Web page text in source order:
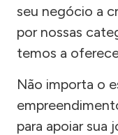
seu negócio a
por nossas
temos a
Não importa o
para apoiar